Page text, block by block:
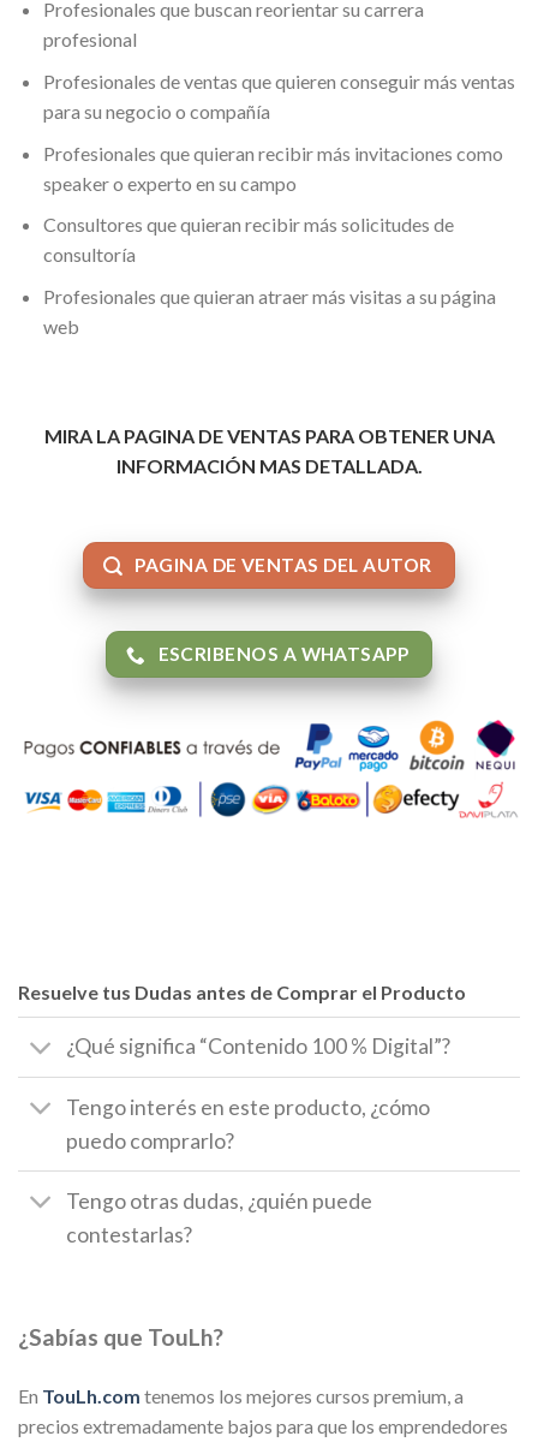
Profesionales que buscan reorientar su carrera
profesional
Profesionales de ventas que quieren conseguir más ventas
para su negocio o compañía
Profesionales que quieran recibir más invitaciones como
speaker o experto en su campo
Consultores que quieran recibir más solicitudes de
consultoría
Profesionales que quieran atraer más visitas a su página
web
MIRA LA PAGINA DE VENTAS PARA OBTENER UNA
INFORMACIÓN MAS DETALLADA.
PAGINA DE VENTAS DEL AUTOR
ESCRIBENOS A WHATSAPP
Resuelve tus Dudas antes de Comprar el Producto
¿Qué significa “Contenido 100 % Digital”?
Tengo interés en este producto, ¿cómo
puedo comprarlo?
Tengo otras dudas, ¿quién puede
contestarlas?
¿Sabías que TouLh?
En TouLh.com tenemos los mejores cursos premium, a
precios extremadamente bajos para que los emprendedores